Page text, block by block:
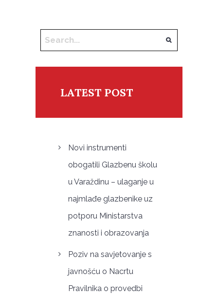
LATEST POST
Novi instrumenti
obogatili Glazbenu školu
u Varaždinu – ulaganje u
najmlađe glazbenike uz
potporu Ministarstva
znanosti i obrazovanja
Poziv na savjetovanje s
javnošću o Nacrtu
Pravilnika o provedbi